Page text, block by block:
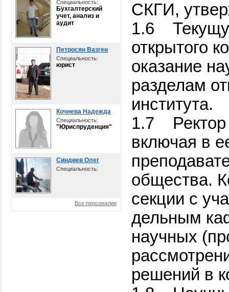
Специальность:
Бухгалтерский
учет, анализ и
аудит
Петросян Вазген
Специальность:
юрист
Кочнева Надежда
Специальность:
"Юриспруденция"
Синдиев Олег
Специальность:
Все персоналии
СКГИ,
1.6
открытого
оказание
разделам
института.
1.7
включая в
общества.
секции с
дельным
научных
решений в